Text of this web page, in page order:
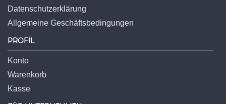
Datenschutzerklärung
Allgemeine Geschäftsbedingungen
PROFIL
Konto
Warenkorb
Kasse